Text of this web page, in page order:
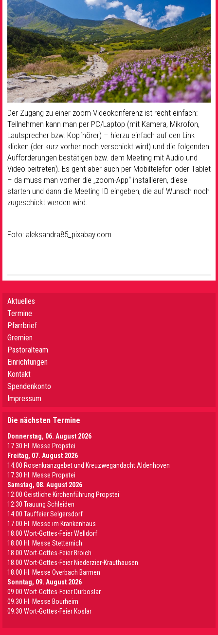
Der Zugang zu einer zoom-Videokonferenz ist recht einfach:
Teilnehmen kann man per PC/Laptop (mit Kamera, Mikrofon,
Lautsprecher bzw. Kopfhörer) – hierzu einfach auf den Link
klicken (der kurz vorher noch verschickt wird) und die folgenden
Aufforderungen bestätigen bzw. dem Meeting mit Audio und
Video beitreten). Es geht aber auch per Mobiltelefon oder Tablet
– da muss man vorher die „zoom-App“ installieren, diese
starten und dann die Meeting ID eingeben, die auf Wunsch noch
zugeschickt werden wird.
Foto: aleksandra85_pixabay.com
Aktuelles
Termine
Pfarrbrief
Gremien
Pastoralteam
Einrichtungen
Kontakt
Spendenkonto
Impressum
Die nächsten Termine
Donnerstag, 06. August 2026
17.30 Hl. Messe Propstei
Freitag, 07. August 2026
14.00 Rosenkranzgebet und Kreuzwegandacht Aldenhoven
17.30 Hl. Messe Propstei
Samstag, 08. August 2026
12.00 Geistliche Kirchenführung Propstei
12.30 Trauung Schleiden
14.00 Tauffeier Selgersdorf
17.00 Hl. Messe im Krankenhaus
18.00 Wort-Gottes-Feier Welldorf
18.00 Hl. Messe Stetternich
18.00 Wort-Gottes-Feier Broich
18.00 Wort-Gottes-Feier Niederzier-Krauthausen
18.00 Hl. Messe Overbach Barmen
Sonntag, 09. August 2026
09.00 Wort-Gottes-Feier Dürboslar
09.30 HI. Messe Bourheim
09.30 Wort-Gottes-Feier Koslar